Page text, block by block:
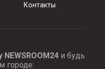
Контакты
и будь
городе: